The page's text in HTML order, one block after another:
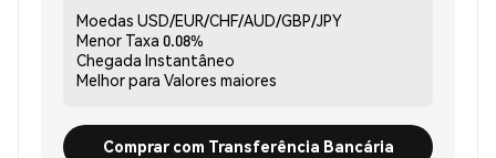
Moedas USD/EUR/CHF/AUD/GBP/JPY
Menor Taxa 0.08%
Chegada Instantâneo
Melhor para Valores maiores
Comprar com Transferência Bancária